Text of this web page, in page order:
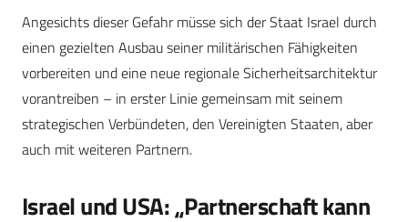
Angesichts dieser Gefahr müsse sich der Staat Israel durch
einen gezielten Ausbau seiner militärischen Fähigkeiten
vorbereiten und eine neue regionale Sicherheitsarchitektur
vorantreiben – in erster Linie gemeinsam mit seinem
strategischen Verbündeten, den Vereinigten Staaten, aber
auch mit weiteren Partnern.
Israel und USA: „Partnerschaft kann